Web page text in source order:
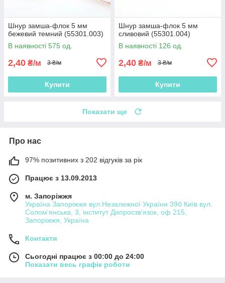
Шнур замша-флок 5 мм
бежевий темний (55301.003)
В наявності 575 од.
2,40 ₴/м 3 ₴/м
Купити
Шнур замша-флок 5 мм
сливовий (55301.004)
В наявності 126 од.
2,40 ₴/м 3 ₴/м
Купити
Показати ще
Про нас
97% позитивних з 202 відгуків за рік
Працює з 13.09.2013
м. Запоріжжя
Україна Запоріжжя вул.Незалежної України 39б Київ вул.
Солом'янська, 3, інститут Дипросзв'язок, оф 215,
Запоріжжя, Україна
Контакти
Сьогодні працює з 00:00 до 24:00
Показати весь графік роботи